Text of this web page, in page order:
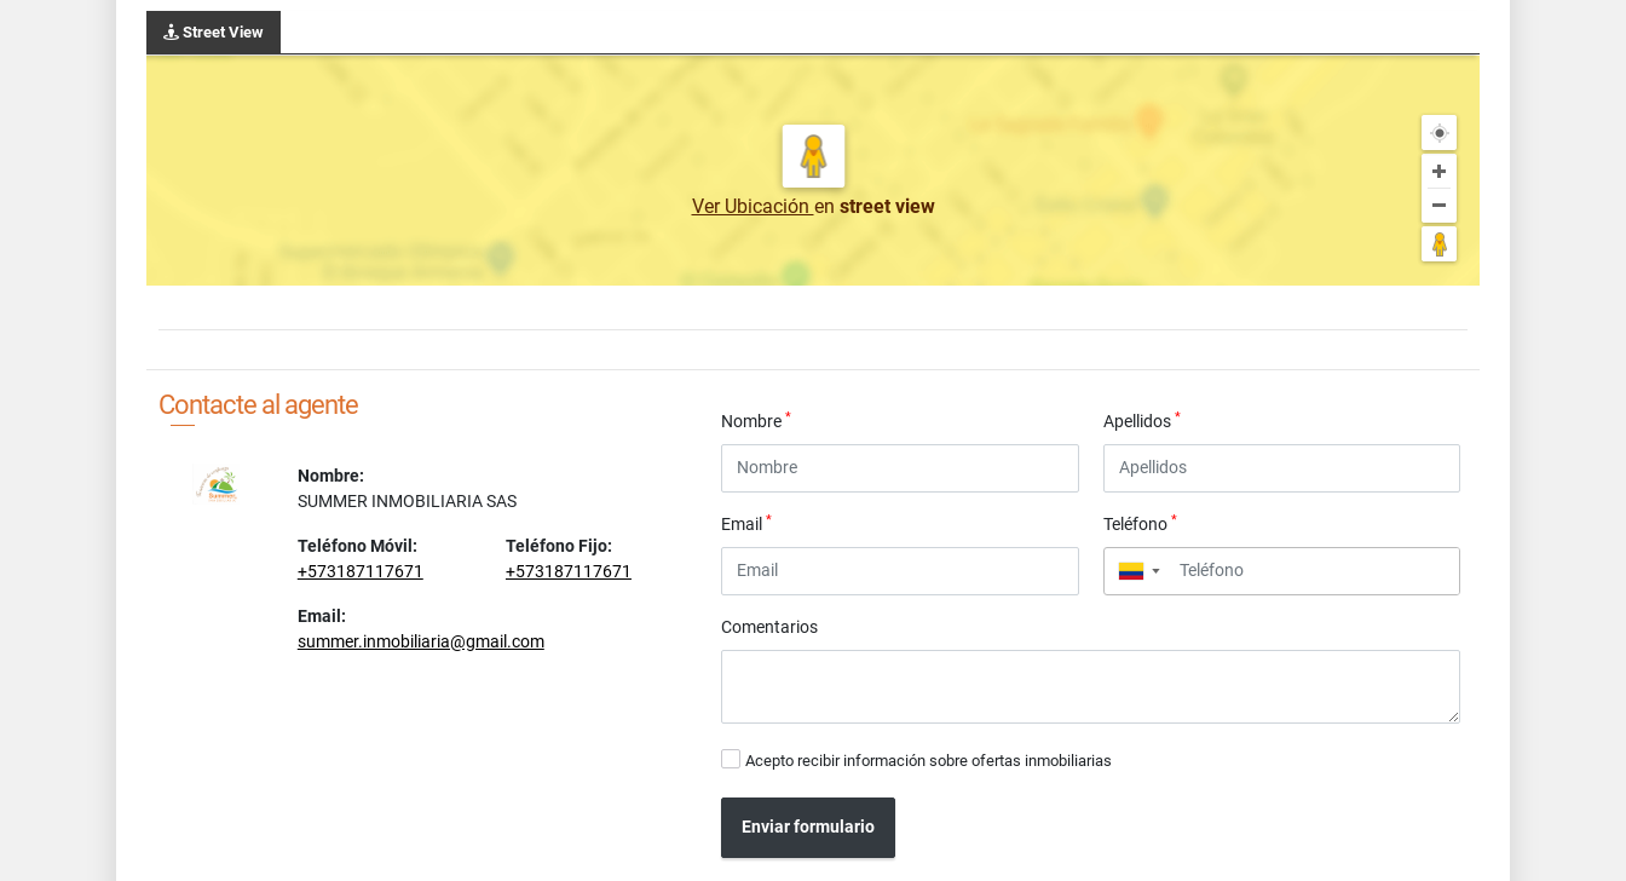
Street View
Ver Ubicación en street view
Contacte al agente
Nombre:
SUMMER INMOBILIARIA SAS
Teléfono Móvil:
+573187117671
Teléfono Fijo:
+573187117671
Email:
summer.inmobiliaria@gmail.com
Nombre* Apellidos *
Email* Teléfono *
▼
Comentarios
Acepto recibir información sobre ofertas inmobiliarias
Enviar formulario